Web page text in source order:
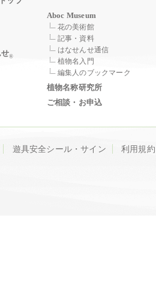
せ®
Aboc Museum
花の美術館
記事・資料
はなせんせ通信
植物名入門
編集人のブックマーク
植物名称研究所
ご相談・お申込
遊具安全シール・サイン 利用規約